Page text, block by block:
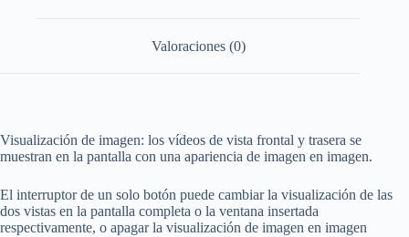
Valoraciones (0)
Visualización de imagen: los vídeos de vista frontal y trasera se
muestran en la pantalla con una apariencia de imagen en imagen.
El interruptor de un solo botón puede cambiar la visualización de las
dos vistas en la pantalla completa o la ventana insertada
respectivamente, o apagar la visualización de imagen en imagen